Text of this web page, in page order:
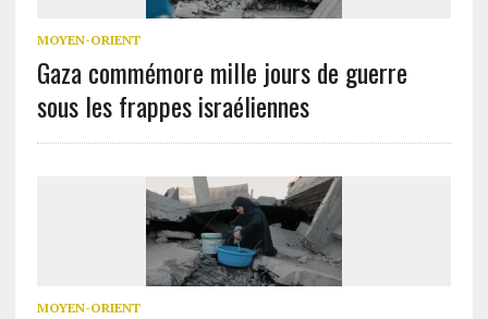
MOYEN-ORIENT
Gaza commémore mille jours de guerre
sous les frappes israéliennes
MOYEN-ORIENT